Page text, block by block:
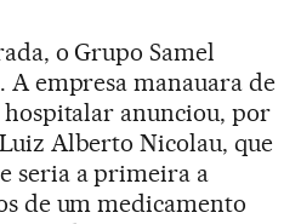
o Grupo Samel
A empresa manauara de
hospitalar anunciou, por
Alberto Nicolau, que
seria a primeira a
de um medicamento